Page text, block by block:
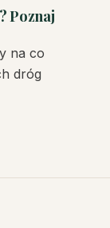
Poznaj
na co
dróg